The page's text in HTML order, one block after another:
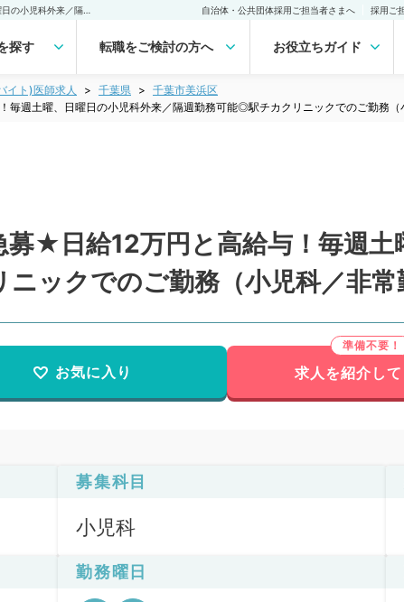
自治体・公共団体採用ご担当者さまへ 採用ご
探す 転職をご検討の方へ お役立ちガイド
イト)医師求人 千葉県
千葉市美浜区
週土曜、日曜日の小児科外来／隔週勤務可能◎駅チカクリニックでのご勤務（
募★日給12万円と高給与！毎週
ックでのご勤務（小児科／非常
お気に入り 求人を紹介して
募集科目
小児科
勤務曜日